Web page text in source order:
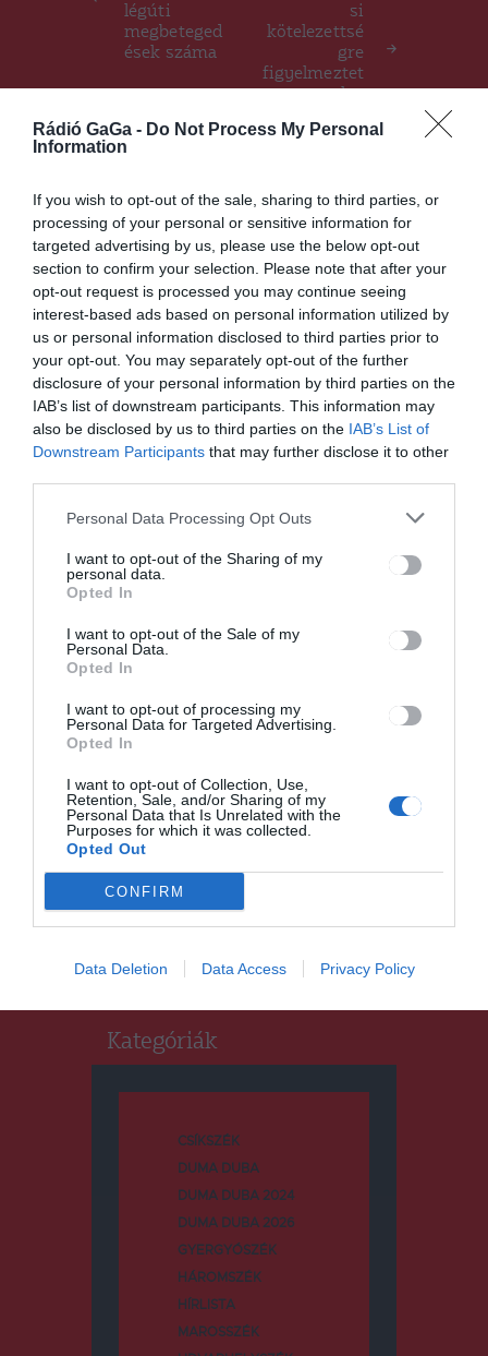
Rádió GaGa - Do Not Process My Personal
Information
If you wish to opt-out of the sale, sharing to third parties, or
processing of your personal or sensitive information for
targeted advertising by us, please use the below opt-out
section to confirm your selection. Please note that after your
opt-out request is processed you may continue seeing
interest-based ads based on personal information utilized by
us or personal information disclosed to third parties prior to
your opt-out. You may separately opt-out of the further
disclosure of your personal information by third parties on the
IAB’s list of downstream participants. This information may
also be disclosed by us to third parties on the IAB’s List of
Downstream Participants that may further disclose it to other
Personal Data Processing Opt Outs
I want to opt-out of the Sharing of my
personal data.
Opted In
I want to opt-out of the Sale of my
Personal Data.
Opted In
I want to opt-out of processing my
Personal Data for Targeted Advertising.
Opted In
I want to opt-out of Collection, Use,
Retention, Sale, and/or Sharing of my
Personal Data that Is Unrelated with the
Purposes for which it was collected.
Opted Out
CONFIRM
Data Deletion Data Access Privacy Policy
légúti
megbeteged
ések száma
si
kötelezettsé
gre
figyelmeztet
nek a
kórházban
Ez is érdekelheti
HÁROMSZÉK,HÍRLISTA
Sok állástalan már nem kap
segélyt
Egy iPhone-t is nyerhetnek,
valamint egy interaktív
oktatótáblával gyarapíthatnak
egy magyar iskolát, azok, akik
május 15-ig kitöltik a rájuk
vonatkozó népszámlálási
kérdőívet
Keresés
Keresés:
Kategóriák
CSÍKSZÉK
DUMA DUBA
DUMA DUBA 2024
DUMA DUBA 2026
GYERGYÓSZÉK
HÁROMSZÉK
HÍRLISTA
MAROSSZÉK